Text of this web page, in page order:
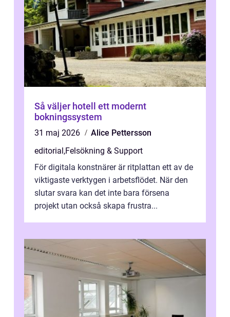
Så väljer hotell ett modernt
bokningssystem
31 maj 2026
Alice Pettersson
editorial,Felsökning & Support
För digitala konstnärer är ritplattan ett av de
viktigaste verktygen i arbetsflödet. När den
slutar svara kan det inte bara försena
projekt utan också skapa frustra...